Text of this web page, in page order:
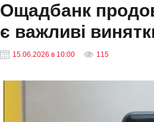
Ощадбанк
є важливі
15.06.2026 в 10:00 115